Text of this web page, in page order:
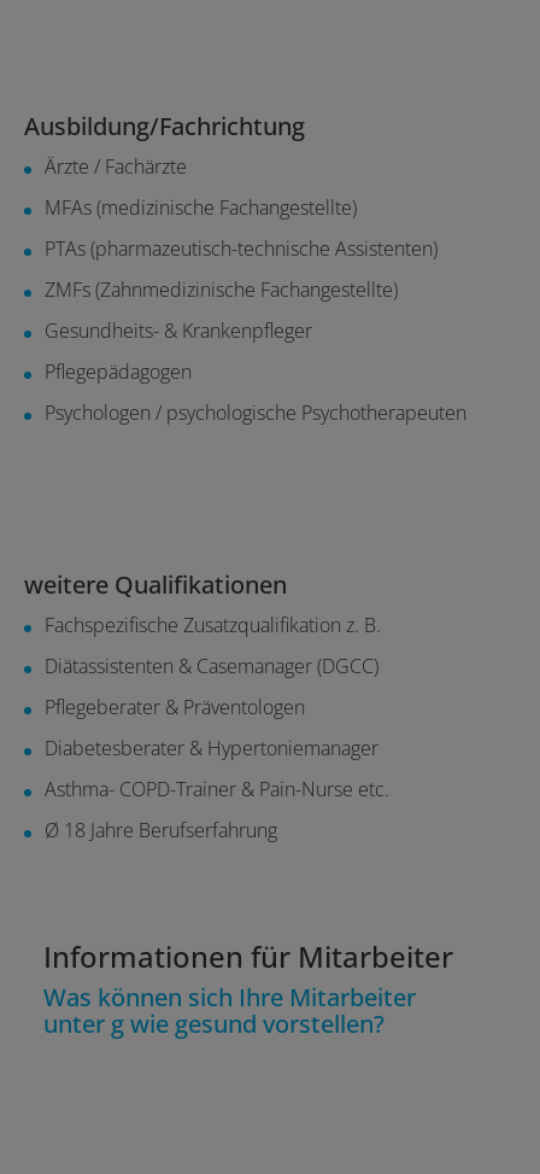
Ausbildung/Fachrichtung
Ärzte / Fachärzte
MFAs (medizinische Fachangestellte)
PTAs (pharmazeutisch-technische Assistenten)
ZMFs (Zahnmedizinische Fachangestellte)
Gesundheits- & Krankenpfleger
Pflegepädagogen
Psychologen / psychologische Psychotherapeuten
weitere Qualifikationen
Fachspezifische Zusatzqualifikation z. B.
Diätassistenten & Casemanager (DGCC)
Pflegeberater & Präventologen
Diabetesberater & Hypertoniemanager
Asthma- COPD-Trainer & Pain-Nurse etc.
Ø 18 Jahre Berufserfahrung
Informationen für Mitarbeiter
Was können sich Ihre Mitarbeiter
unter g wie gesund vorstellen?